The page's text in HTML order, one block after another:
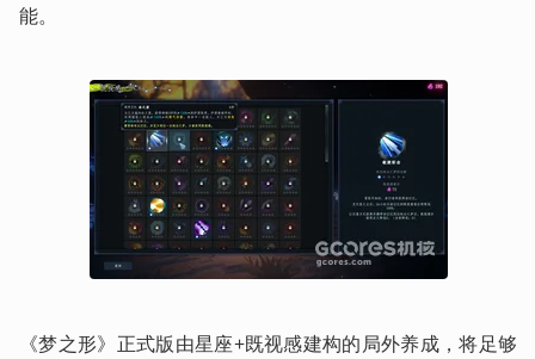
能。
《梦之形》正式版由星座+既视感建构的局外养成，将足够